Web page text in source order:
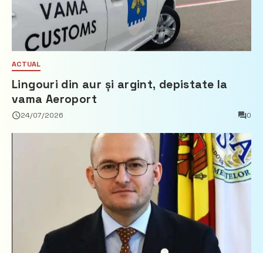
ACTUAL
Lingouri din aur și argint, depistate la
vama Aeroport
24/07/2026 0